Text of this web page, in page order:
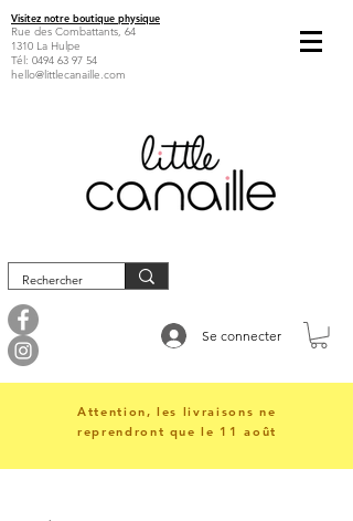
Visitez notre boutique physique
Rue des Combattants, 64
1310 La Hulpe
Tél: 0494 63 97 54
hello@littlecanaille.com
Se connecter
Attention, les livraisons ne
reprendront que le 11 août